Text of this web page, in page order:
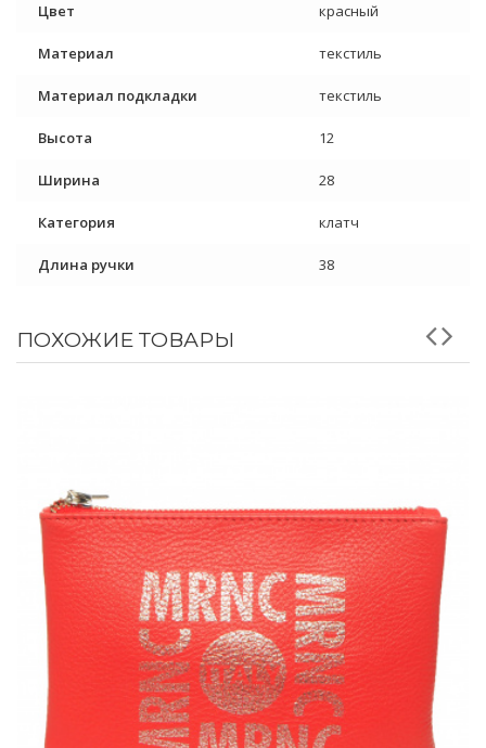
Цвет красный
Материал текстиль
Материал подкладки текстиль
Высота 12
Ширина 28
Категория клатч
Длина ручки 38
ПОХОЖИЕ ТОВАРЫ